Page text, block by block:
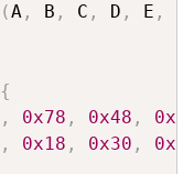
(A , B , C , D , E ,
{
, 0x78 , 0x48 ,
, 0x18 , 0x30 ,